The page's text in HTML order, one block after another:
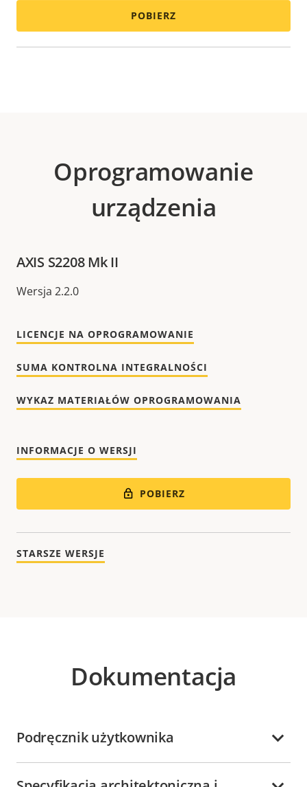
POBIERZ
Oprogramowanie
urządzenia
AXIS S2208 Mk II
Wersja 2.2.0
LICENCJE NA OPROGRAMOWANIE
SUMA KONTROLNA INTEGRALNOŚCI
WYKAZ MATERIAŁÓW OPROGRAMOWANIA
INFORMACJE O WERSJI
POBIERZ
STARSZE WERSJE
Dokumentacja
Podręcznik użytkownika